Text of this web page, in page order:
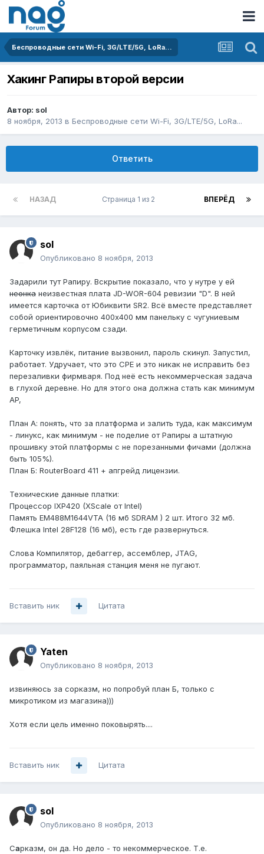
Беспроводные сети Wi-Fi, 3G/LTE/5G, LoRa...
Хакинг Рапиры второй версии
Автор: sol
8 ноября, 2013 в Беспроводные сети Wi-Fi, 3G/LTE/5G, LoRa...
Ответить
НАЗАД ВПЕРЁД
Страница 1 из 2
sol
Опубликовано 8 ноября, 2013
Задарили тут Рапиру. Вскрытие показало, что у нутре у ей
неонка неизвестная плата JD-WOR-604 ревизии "D". В ней
имеется карточка от Юбиквити SR2. Всё вместе представляет
собой ориентировочно 400х400 мм панельку с чугуниевым
герметичным корпусом сзади.
Карточку извлёк, питание вызвонил, пароль скинул. Запустил,
работает. Удручает, что это CPE и это никак не исправить без
перезаливки фирмваря. Под неё есть некоммерческая задача
в глухой деревне. Но для этого она должна стать как минимум
AP,
План А: понять, что за платформа и залить туда, как максимум
- линукс, как минимум - не поделие от Рапиры а штатную
прошивку этой платформы с не порезанными фичами (должна
быть 105%).
План Б: RouterBoard 411 + апгрейд лицензии.
Технические данные платки:
Процессор IXP420 (XScale от Intel)
Память EM488M1644VTA (16 мб SDRAM ) 2 шт. Итого 32 мб.
Флешка Intel 28F128 (16 мб), есть где развернуться.
Слова Компилятор, дебаггер, ассемблер, JTAG,
программатор, паяльная станция меня не пугают.
Вставить ник Цитата
Yaten
Опубликовано 8 ноября, 2013
извиняюсь за сорказм, но попробуй план Б, только с
микротиком из магазина)))
Хотя если цель именно поковырять....
Вставить ник Цитата
sol
Опубликовано 8 ноября, 2013
Сарказм, он да. Но дело - то некоммерческое. Т.е.